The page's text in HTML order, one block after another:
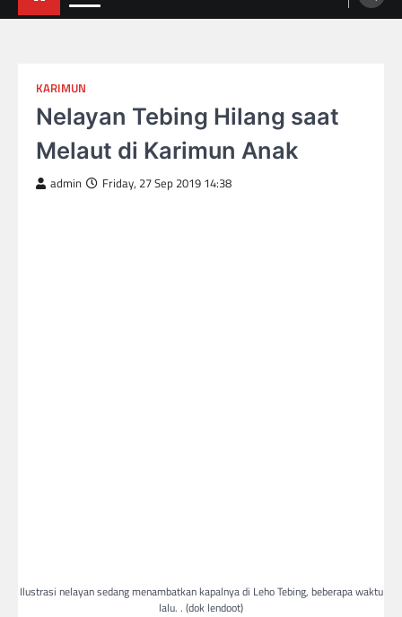
KARIMUN
Nelayan Tebing Hilang saat
Melaut di Karimun Anak
admin Friday, 27 Sep 2019 14:38
Ilustrasi nelayan sedang menambatkan kapalnya di Leho Tebing, beberapa waktu
lalu. . (dok lendoot)